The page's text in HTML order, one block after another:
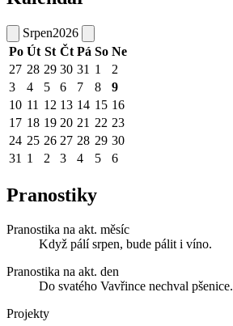
Srpen2026
Po Út St Čt Pá So Ne
27 28 29 30 31 1
2
3
4 5 6 7 8
9
10 11 12 13 14 15 16
17 18 19 20 21 22 23
24 25 26 27 28 29 30
31 1 2 3 4 5 6
Pranostiky
Pranostika na akt. měsíc
Když pálí srpen, bude pálit i víno.
Pranostika na akt. den
Do svatého Vavřince nechval pšenice.
Projekty